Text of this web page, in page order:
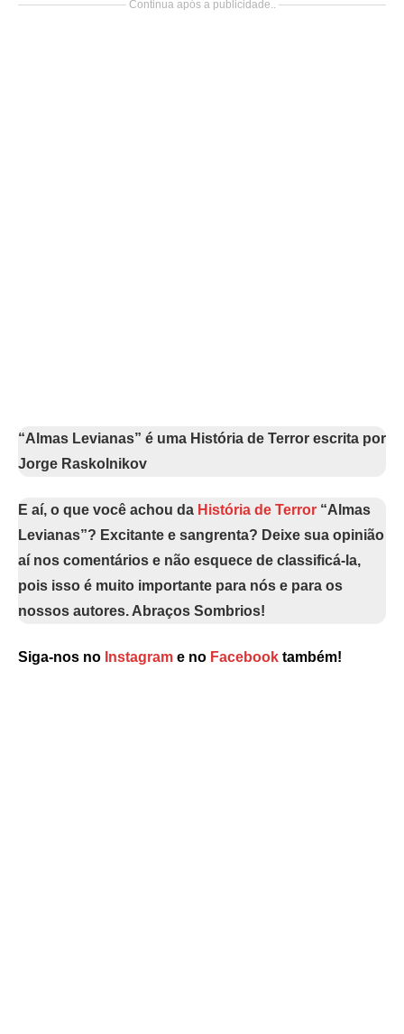
Continua após a publicidade..
“Almas Levianas” é uma História de Terror escrita por
Jorge Raskolnikov
E aí, o que você achou da História de Terror “Almas
Levianas”? Excitante e sangrenta? Deixe sua opinião
aí nos comentários e não esquece de classificá-la,
pois isso é muito importante para nós e para os
nossos autores. Abraços Sombrios!
Siga-nos no Instagram e no Facebook também!